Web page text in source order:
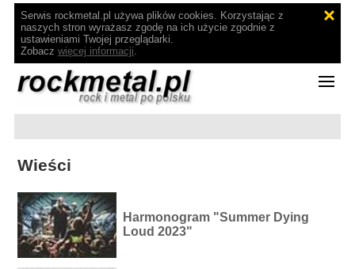
Serwis rockmetal.pl używa plików cookies. Korzystając z
naszych stron wyrażasz zgodę na ich użycie zgodnie z
ustawieniami Twojej przeglądarki.
Zobacz więcej informacji.
Wieści
Harmonogram "Summer Dying
Loud 2023"